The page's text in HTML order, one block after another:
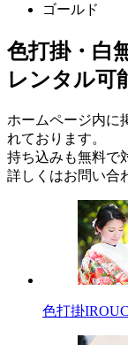
ゴールド
色打掛・白
レンタル可
ホームページ内に
れております。
持ち込みも無料で
詳しくはお問い合
色打掛